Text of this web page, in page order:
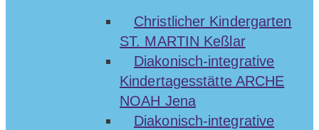
Christlicher Kindergarten
ST. MARTIN Keßlar
Diakonisch-integrative
Kindertagesstätte ARCHE
NOAH Jena
Diakonisch-integrative